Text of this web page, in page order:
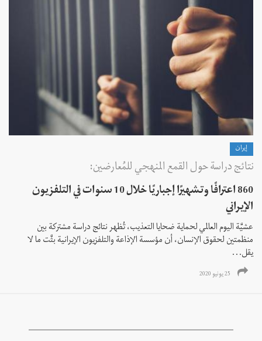
إيران
نتائج دراسة حول القمع المنهجي للمُعارضين:
860 اعترافًا وتشهيرًا إجباريًا خلال 10 سنوات في التلفزيون
الإيراني
عشيَّة اليوم العالمي لحماية ضحايا التعذيب، تُظهر نتائج دراسة مشتركة بين
منظمتين لحقوق الإنسان، أن مؤسسة الإذاعة والتلفزيون الإيرانية بثَّت ما لا
يقل...
25 يونيو 2020